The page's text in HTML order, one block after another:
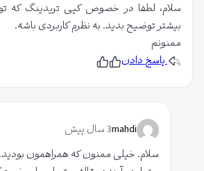
سلام، لطفا در خصوص کپی تریدینگ که
بیشتر توضیح بدید. به نظرم کاربردی باشه.
ممنونم
پاسخ دادنپ
م
ن
د
مmahdi3 سال پیش
سلام. خیلی ممنون که همراهمون بودید.